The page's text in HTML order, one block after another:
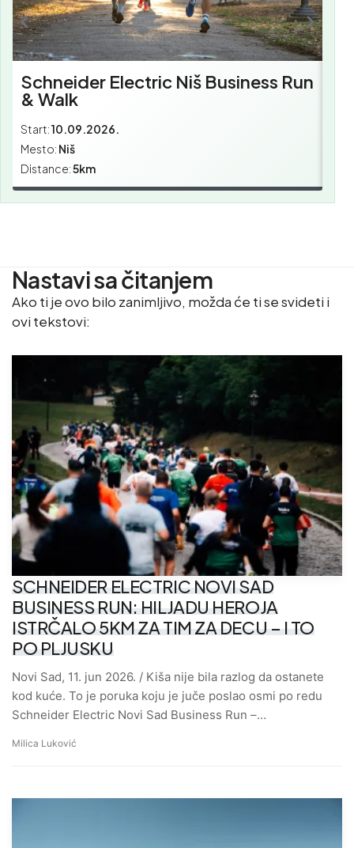
Schneider Electric Niš Business Run
& Walk
Start:10.09.2026.
Mesto: Niš
Distance:5km
Nastavi sa čitanjem
Ako ti je ovo bilo zanimljivo, možda će ti se svideti i
ovi tekstovi:
SCHNEIDER ELECTRIC NOVI SAD
BUSINESS RUN: HILJADU HEROJA
ISTRČALO 5KM ZA TIM ZA DECU – I TO
PO PLJUSKU
Novi Sad, 11. jun 2026. / Kiša nije bila razlog da ostanete
kod kuće. To je poruka koju je juče poslao osmi po redu
Schneider Electric Novi Sad Business Run –…
Milica Luković